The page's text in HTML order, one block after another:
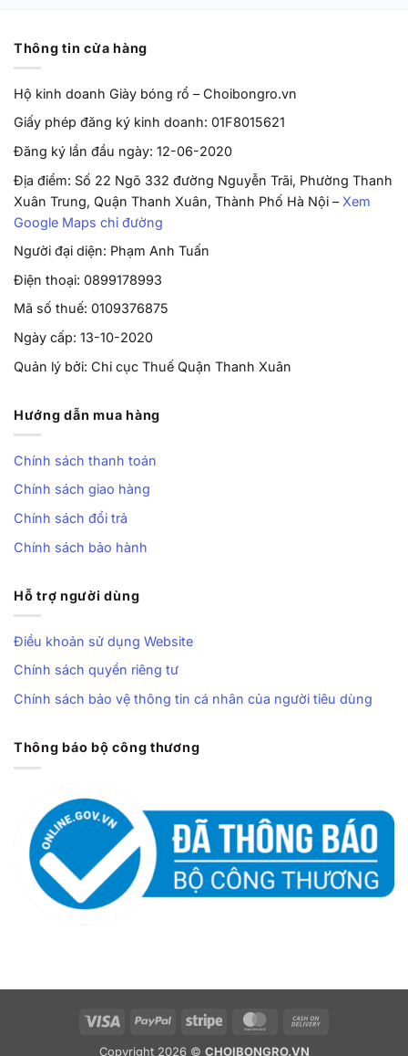
Thông tin cửa hàng
Hộ kinh doanh Giày bóng rổ – Choibongro.vn
Giấy phép đăng ký kinh doanh: 01F8015621
Đăng ký lần đầu ngày: 12-06-2020
Địa điểm: Số 22 Ngõ 332 đường Nguyễn Trãi, Phường Thanh
Xuân Trung, Quận Thanh Xuân, Thành Phố Hà Nội – Xem
Google Maps chỉ đường
Người đại diện: Phạm Anh Tuấn
Điện thoại: 0899178993
Mã số thuế: 0109376875
Ngày cấp: 13-10-2020
Quản lý bởi: Chi cục Thuế Quận Thanh Xuân
Hướng dẫn mua hàng
Chính sách thanh toán
Chính sách giao hàng
Chính sách đổi trả
Chính sách bảo hành
Hỗ trợ người dùng
Điều khoản sử dụng Website
Chính sách quyền riêng tư
Chính sách bảo vệ thông tin cá nhân của người tiêu dùng
Thông báo bộ công thương
Visa PayPal Stripe MasterCard
Copyright 2026 © CHOIBONGRO.VN